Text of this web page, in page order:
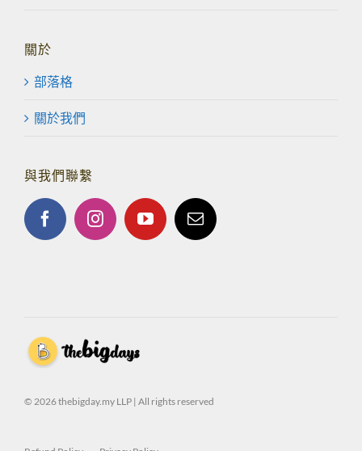
關於
部落格
關於我們
與我們聯繫
© 2026 thebigday.my LLP | All rights reserved